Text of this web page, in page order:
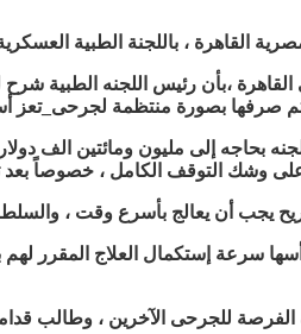
القاهرة ، باللجنة الطبية
،بأن رئيس اللجنه الطبية شرح
صرفها بصورة منتظمة لجرحى_تعز
أن هناك مايقارب 170 جريح ومرافق ، وأن اللجنه
وشك التوقف الكامل ، خصوصاً
يجب أن يعالج بأسرع وقت ،
سرعة إستكمال العلاج المقرر
للجرحى الآخرين ، وطالب